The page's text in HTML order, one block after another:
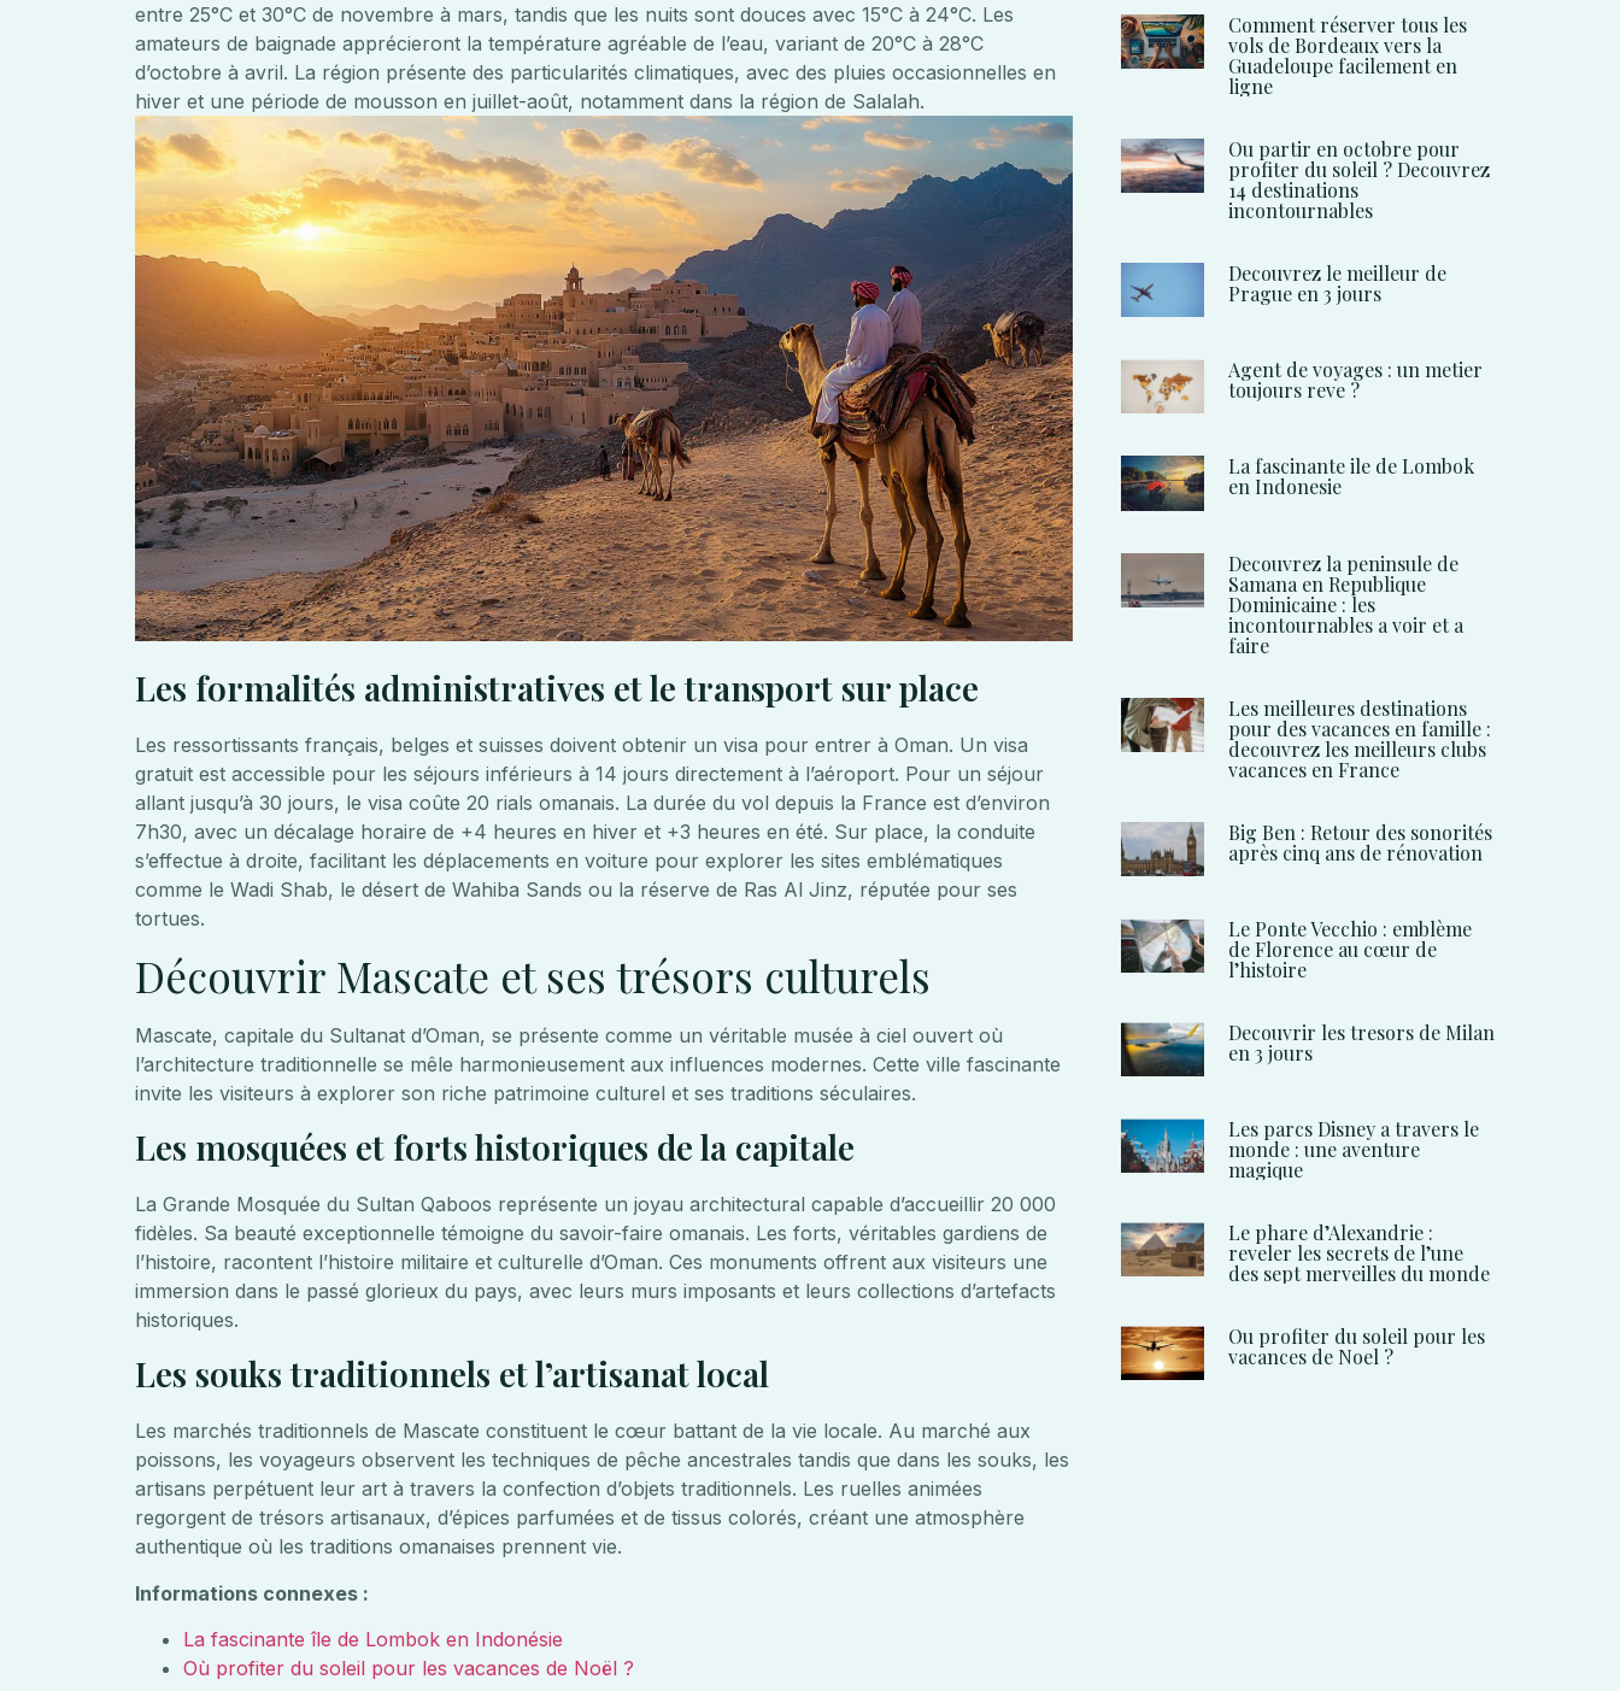
entre 25°C et 30°C de novembre à mars, tandis que les nuits sont douces avec 15°C à 24°C. Les
amateurs de baignade apprécieront la température agréable de l’eau, variant de 20°C à 28°C
d’octobre à avril. La région présente des particularités climatiques, avec des pluies occasionnelles en
hiver et une période de mousson en juillet-août, notamment dans la région de Salalah.
Les formalités administratives et le transport sur place
Les ressortissants français, belges et suisses doivent obtenir un visa pour entrer à Oman. Un visa
gratuit est accessible pour les séjours inférieurs à 14 jours directement à l’aéroport. Pour un séjour
allant jusqu’à 30 jours, le visa coûte 20 rials omanais. La durée du vol depuis la France est d’environ
7h30, avec un décalage horaire de +4 heures en hiver et +3 heures en été. Sur place, la conduite
s’effectue à droite, facilitant les déplacements en voiture pour explorer les sites emblématiques
comme le Wadi Shab, le désert de Wahiba Sands ou la réserve de Ras Al Jinz, réputée pour ses
tortues.
Découvrir Mascate et ses trésors culturels
Mascate, capitale du Sultanat d’Oman, se présente comme un véritable musée à ciel ouvert où
l’architecture traditionnelle se mêle harmonieusement aux influences modernes. Cette ville fascinante
invite les visiteurs à explorer son riche patrimoine culturel et ses traditions séculaires.
Les mosquées et forts historiques de la capitale
La Grande Mosquée du Sultan Qaboos représente un joyau architectural capable d’accueillir 20 000
fidèles. Sa beauté exceptionnelle témoigne du savoir-faire omanais. Les forts, véritables gardiens de
l’histoire, racontent l’histoire militaire et culturelle d’Oman. Ces monuments offrent aux visiteurs une
immersion dans le passé glorieux du pays, avec leurs murs imposants et leurs collections d’artefacts
historiques.
Les souks traditionnels et l’artisanat local
Les marchés traditionnels de Mascate constituent le cœur battant de la vie locale. Au marché aux
poissons, les voyageurs observent les techniques de pêche ancestrales tandis que dans les souks, les
artisans perpétuent leur art à travers la confection d’objets traditionnels. Les ruelles animées
regorgent de trésors artisanaux, d’épices parfumées et de tissus colorés, créant une atmosphère
authentique où les traditions omanaises prennent vie.
Informations connexes :
La fascinante île de Lombok en Indonésie
Où profiter du soleil pour les vacances de Noël ?
Comment réserver tous les
vols de Bordeaux vers la
Guadeloupe facilement en
ligne
Ou partir en octobre pour
profiter du soleil ? Decouvrez
14 destinations
incontournables
Decouvrez le meilleur de
Prague en 3 jours
Agent de voyages : un metier
toujours reve ?
La fascinante ile de Lombok
en Indonesie
Decouvrez la peninsule de
Samana en Republique
Dominicaine : les
incontournables a voir et a
faire
Les meilleures destinations
pour des vacances en famille :
decouvrez les meilleurs clubs
vacances en France
Big Ben : Retour des sonorités
après cinq ans de rénovation
Le Ponte Vecchio : emblème
de Florence au cœur de
l’histoire
Decouvrir les tresors de Milan
en 3 jours
Les parcs Disney a travers le
monde : une aventure
magique
Le phare d’Alexandrie :
reveler les secrets de l’une
des sept merveilles du monde
Ou profiter du soleil pour les
vacances de Noel ?